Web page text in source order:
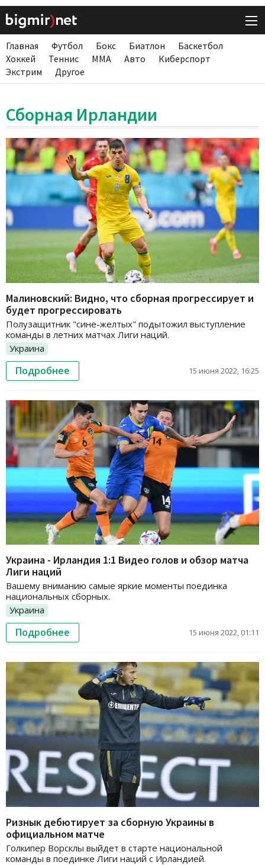
Главная Футбол Бокс Биатлон
Баскетбол
Хоккей
Теннис ММА Авто
Киберспорт
Экстрим
Другое
Сборная Ирландии
Малиновский: Видно, что сборная прогрессирует и
будет прогрессировать
Полузащитник "сине-желтых" подытожил выступление
команды в летних матчах Лиги наций.
Украина
Подробнее 15 июня 2022, 16:25
Украина - Ирландия 1:1 Видео голов и обзор матча
Лиги наций
Вашему вниманию самые яркие моменты поединка
национальных сборных.
Украина
Подробнее 15 июня 2022, 01:11
Ризнык дебютирует за сборную Украины в
официальном матче
Голкипер Ворсклы выйдет в старте национальной
команды в поединке Лиги наций с Ирландией.